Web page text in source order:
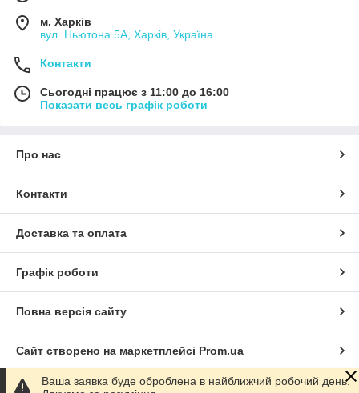
м. Харків
вул. Ньютона 5А, Харків, Україна
Контакти
Сьогодні працює з 11:00 до 16:00
Показати весь графік роботи
Про нас
Контакти
Доставка та оплата
Графік роботи
Повна версія сайту
Сайт створено на маркетплейсі Prom.ua
Політика конфіденційності
Ваша заявка буде оброблена в найближчий робочий день.